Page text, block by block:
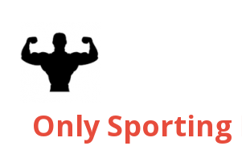
Only Sporting